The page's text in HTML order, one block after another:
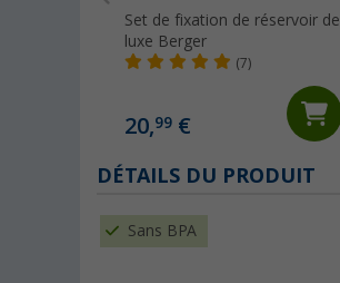
Set de fixation de réservoir de
luxe Berger
(7)
20,99 €
DÉTAILS DU PRODUIT
Sans BPA